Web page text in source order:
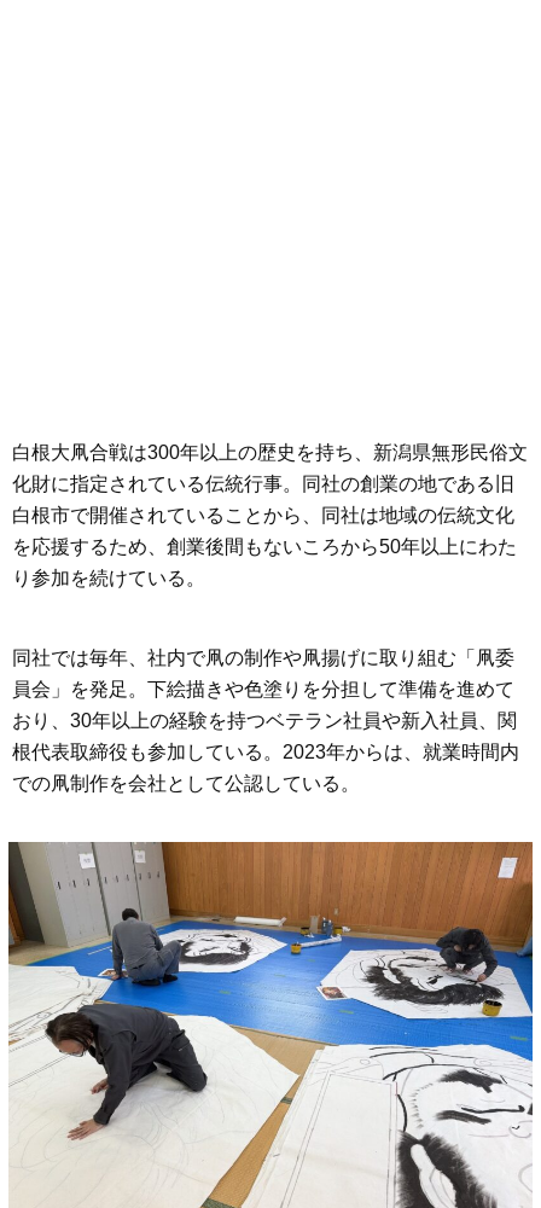
白根大凧合戦は300年以上の歴史を持ち、新潟県無形民俗文
化財に指定されている伝統行事。同社の創業の地である旧
白根市で開催されていることから、同社は地域の伝統文化
を応援するため、創業後間もないころから50年以上にわた
り参加を続けている。
同社では毎年、社内で凧の制作や凧揚げに取り組む「凧委
員会」を発足。下絵描きや色塗りを分担して準備を進めて
おり、30年以上の経験を持つベテラン社員や新入社員、関
根代表取締役も参加している。2023年からは、就業時間内
での凧制作を会社として公認している。